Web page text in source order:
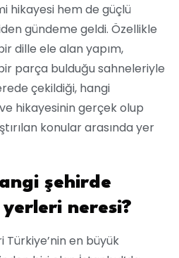
hikayesi hem de güçlü
gündeme geldi. Özellikle
dille ele alan yapım,
parça bulduğu sahneleriyle
çekildiği, hangi
hikayesinin gerçek olup
konular arasında yer
şehirde
neresi?
Türkiye’nin en büyük